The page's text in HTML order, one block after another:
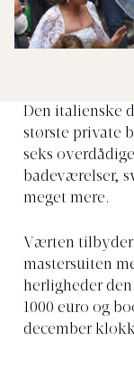
Den italienske
største private
seks
badeværelser,
meget mere.
Værten
mastersuiten
herligheder
1000 euro og
december